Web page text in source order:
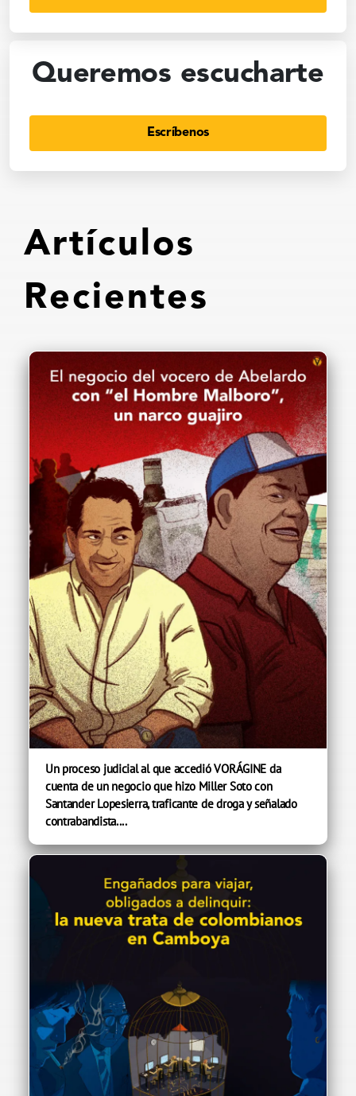
Queremos escucharte
Escríbenos
Artículos
Recientes
Un proceso judicial al que accedió VORÁGINE da
cuenta de un negocio que hizo Miller Soto con
Santander Lopesierra, traficante de droga y señalado
contrabandista....